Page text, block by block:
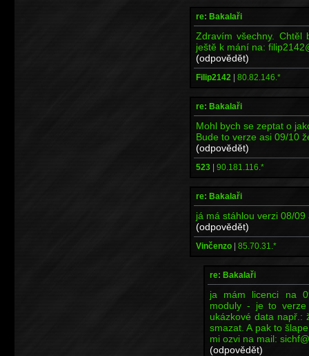
re: Bakalaři
Zdravím všechny. Chtěl
ještě k mání na:
(odpovědět)
Filip2142 | 80.82.146.*
re: Bakalaři
Mohl bych se zeptat o
Bude to verze asi 09/10
(odpovědět)
523 | 90.181.116.*
re: Bakalaři
já má stáhlou verzi 08/
(odpovědět)
Vinčenzo | 85.70.31.*
re: Bakalaři
ja mám licenci na
moduly - je to
ukázkové data např.:
smazat. A pak to
mi ozvi na mail:
(odpovědět)